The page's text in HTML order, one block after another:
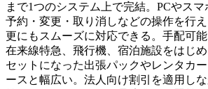
まで1つのシステム上で完結。PCやス
予約・変更・取り消しなどの操作を行
更にもスムーズに対応できる。手配可
在来線特急、飛行機、宿泊施設をはじ
セットになった出張パックやレンタカ
ースと幅広い。法人向け割引を適用し